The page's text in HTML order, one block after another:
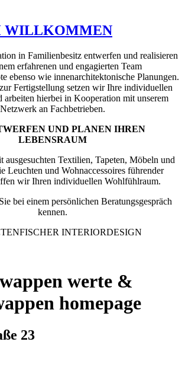
WILLKOMMEN
in Familienbesitz entwerfen und realisieren
erfahrenen und engagierten Team
ebenso wie innenarchitektonische Planungen.
Fertigstellung setzen wir Ihre individuellen
arbeiten hierbei in Kooperation mit unserem
Netzwerk an Fachbetrieben.
UND PLANEN IHREN
LEBENSRAUM
Textilien, Tapeten, Möbeln und
Leuchten und Wohnaccessoires führender
wir Ihren individuellen Wohlfühlraum.
bei einem persönlichen Beratungsgespräch
kennen.
INTERIORDESIGN
&
23